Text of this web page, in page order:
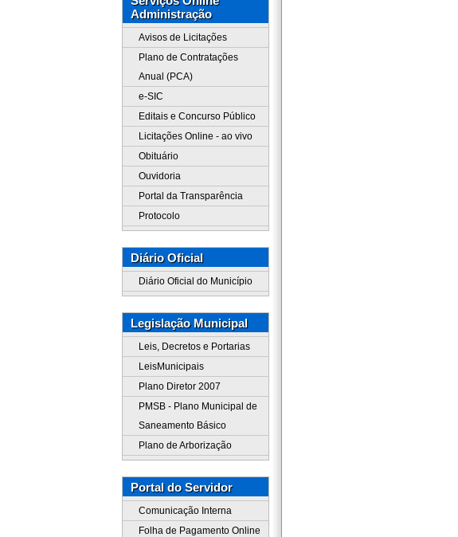
Administração
Avisos de Licitações
Plano de Contratações
Anual (PCA)
e-SIC
Editais e Concurso Público
Licitações Online - ao vivo
Obituário
Ouvidoria
Portal da Transparência
Protocolo
Diário Oficial
Diário Oficial do Município
Legislação Municipal
Leis, Decretos e Portarias
LeisMunicipais
Plano Diretor 2007
PMSB - Plano Municipal de
Saneamento Básico
Plano de Arborização
Portal do Servidor
Comunicação Interna
Folha de Pagamento Online